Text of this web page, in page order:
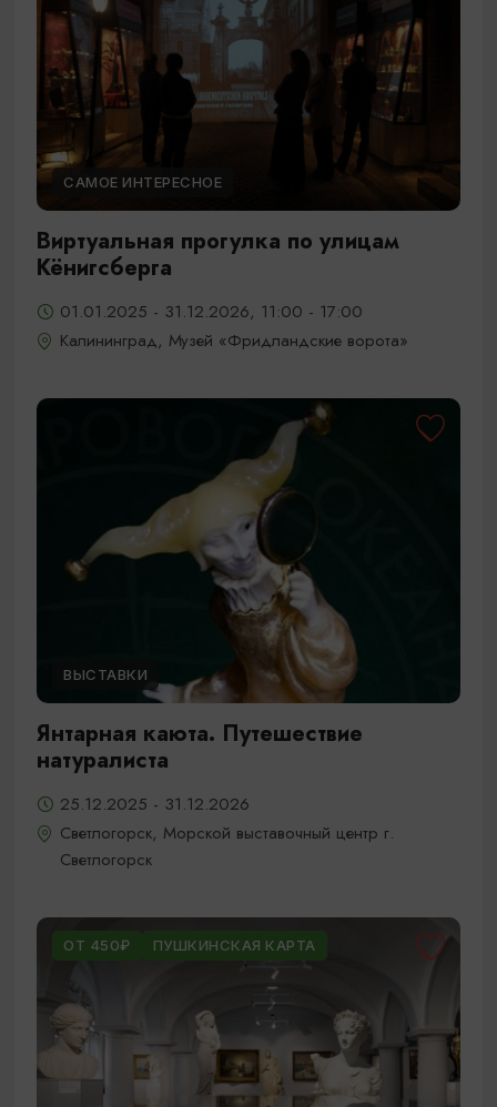
САМОЕ ИНТЕРЕСНОЕ
Виртуальная прогулка по улицам
Кёнигсберга
01.01.2025 - 31.12.2026, 11:00 - 17:00
Калининград, Музей «Фридландские ворота»
ВЫСТАВКИ
Янтарная каюта. Путешествие
натуралиста
25.12.2025 - 31.12.2026
Светлогорск, Морской выставочный центр г.
Светлогорск
ОТ 450₽ ПУШКИНСКАЯ КАРТА